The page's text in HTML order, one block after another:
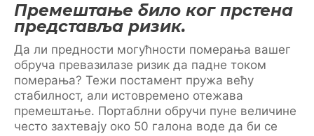
Премештање било ког прстена
представља ризик.
Да ли предности могућности померања вашег
обруча превазилазе ризик да падне током
померања? Тежи постамент пружа већу
стабилност, али истовремено отежава
премештање. Портаблни обручи пуне величине
често захтевају око 50 галона воде да би се